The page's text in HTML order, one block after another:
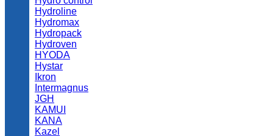
Hydroline
Hydromax
Hydropack
Hydroven
HYODA
Hystar
Ikron
Intermagnus
JGH
KAMUI
KANA
Kazel